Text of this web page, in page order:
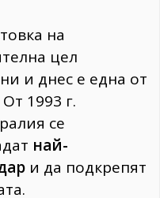
на
цел
и днес е една от
1993 г.
се
най-
и да подкрепят